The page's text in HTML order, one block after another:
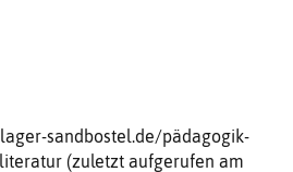
sandbostel.de/pädagogik-
(zuletzt aufgerufen am